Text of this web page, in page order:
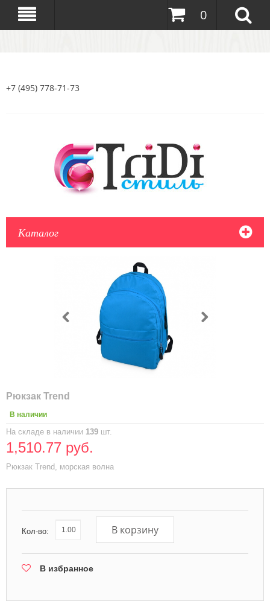
0
+7 (495) 778-71-73
Каталог
Рюкзак Trend
В наличии
На складе в наличии 139 шт.
1,510.77 руб.
Рюкзак Trend, морская волна
Кол-во: В корзину
В избранное